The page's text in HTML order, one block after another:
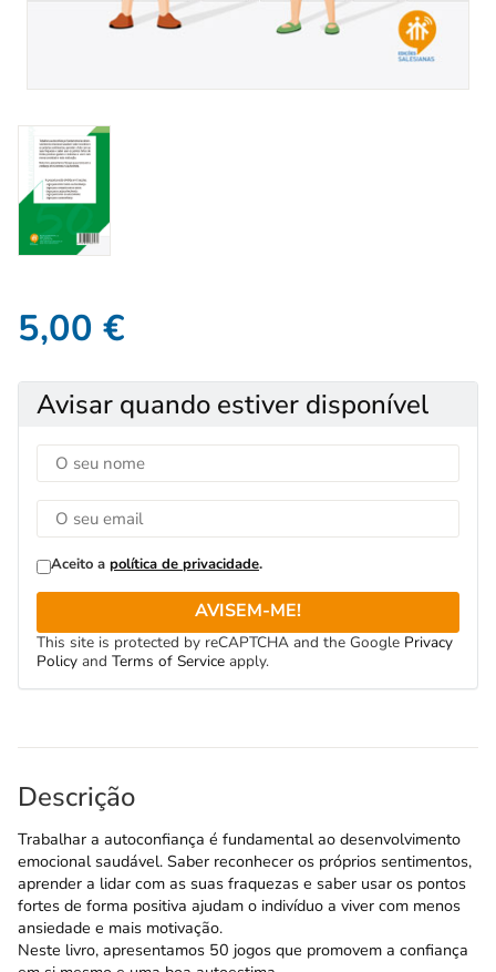
5,00 €
Avisar quando estiver disponível
Aceito a política de privacidade.
AVISEM-ME!
This site is protected by reCAPTCHA and the Google Privacy
Policy and Terms of Service apply.
Descrição
Trabalhar a autoconfiança é fundamental ao desenvolvimento
emocional saudável. Saber reconhecer os próprios sentimentos,
aprender a lidar com as suas fraquezas e saber usar os pontos
fortes de forma positiva ajudam o indivíduo a viver com menos
ansiedade e mais motivação.
Neste livro, apresentamos 50 jogos que promovem a confiança